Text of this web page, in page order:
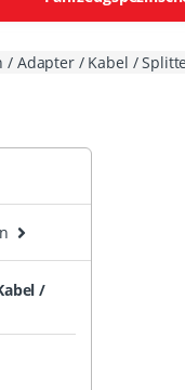
/ Adapter / Kabel /
/